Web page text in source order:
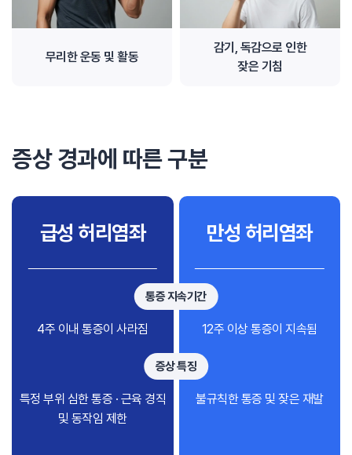
무리한 운동 및 활동
감기, 독감으로 인한
잦은 기침
증상 경과에 따른 구분
급성 허리염좌 만성 허리염좌
4주 이내 통증이 사라짐
통증 지속기간
12주 이상 통증이 지속됨
특정 부위 심한 통증 · 근육 경직
및 동작임 제한
증상 특징
불규칙한 통증 및 잦은 재발